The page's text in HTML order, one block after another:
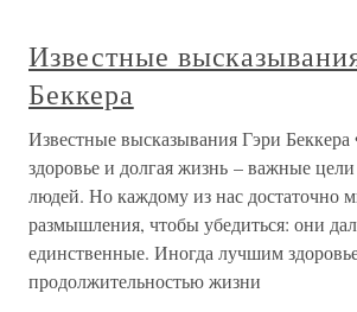
Известные
Беккера
Известные высказывания Гэри
здоровье и долгая жизнь – важные
людей. Но каждому из нас достаточно
размышления, чтобы убедиться: они
единственные. Иногда лучшим
продолжительностью жизни